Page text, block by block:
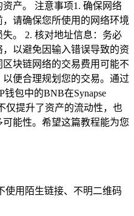
产。 注意事项1. 确保网络
请确保您所使用的网络环境
。 2. 核对地址信息：务必
以避免因输入错误导致的资
块链网络的交易费用可能不
便合理规划您的交易。通过
包中的BNB在Synapse
仅提升了资产的流动性，也
能性。希望这篇教程能为您
使用陌生链接、不明二维码